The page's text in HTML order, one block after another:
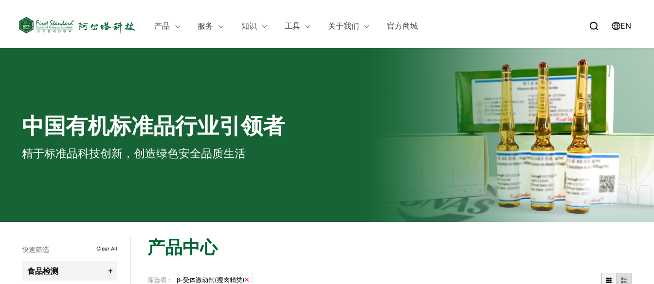
产品
化妆品检测
农药
兽药
服务
SDS下载
知识
论文成果
工具 关于我们 官方商城  EN
中国有机标准品行业引领者
精于标准品科技创新，创造绿色安全品质生活
快速筛选 Clear All
食品检测 
产品中心
 
筛选项： β-受体激动剂(瘦肉精类)